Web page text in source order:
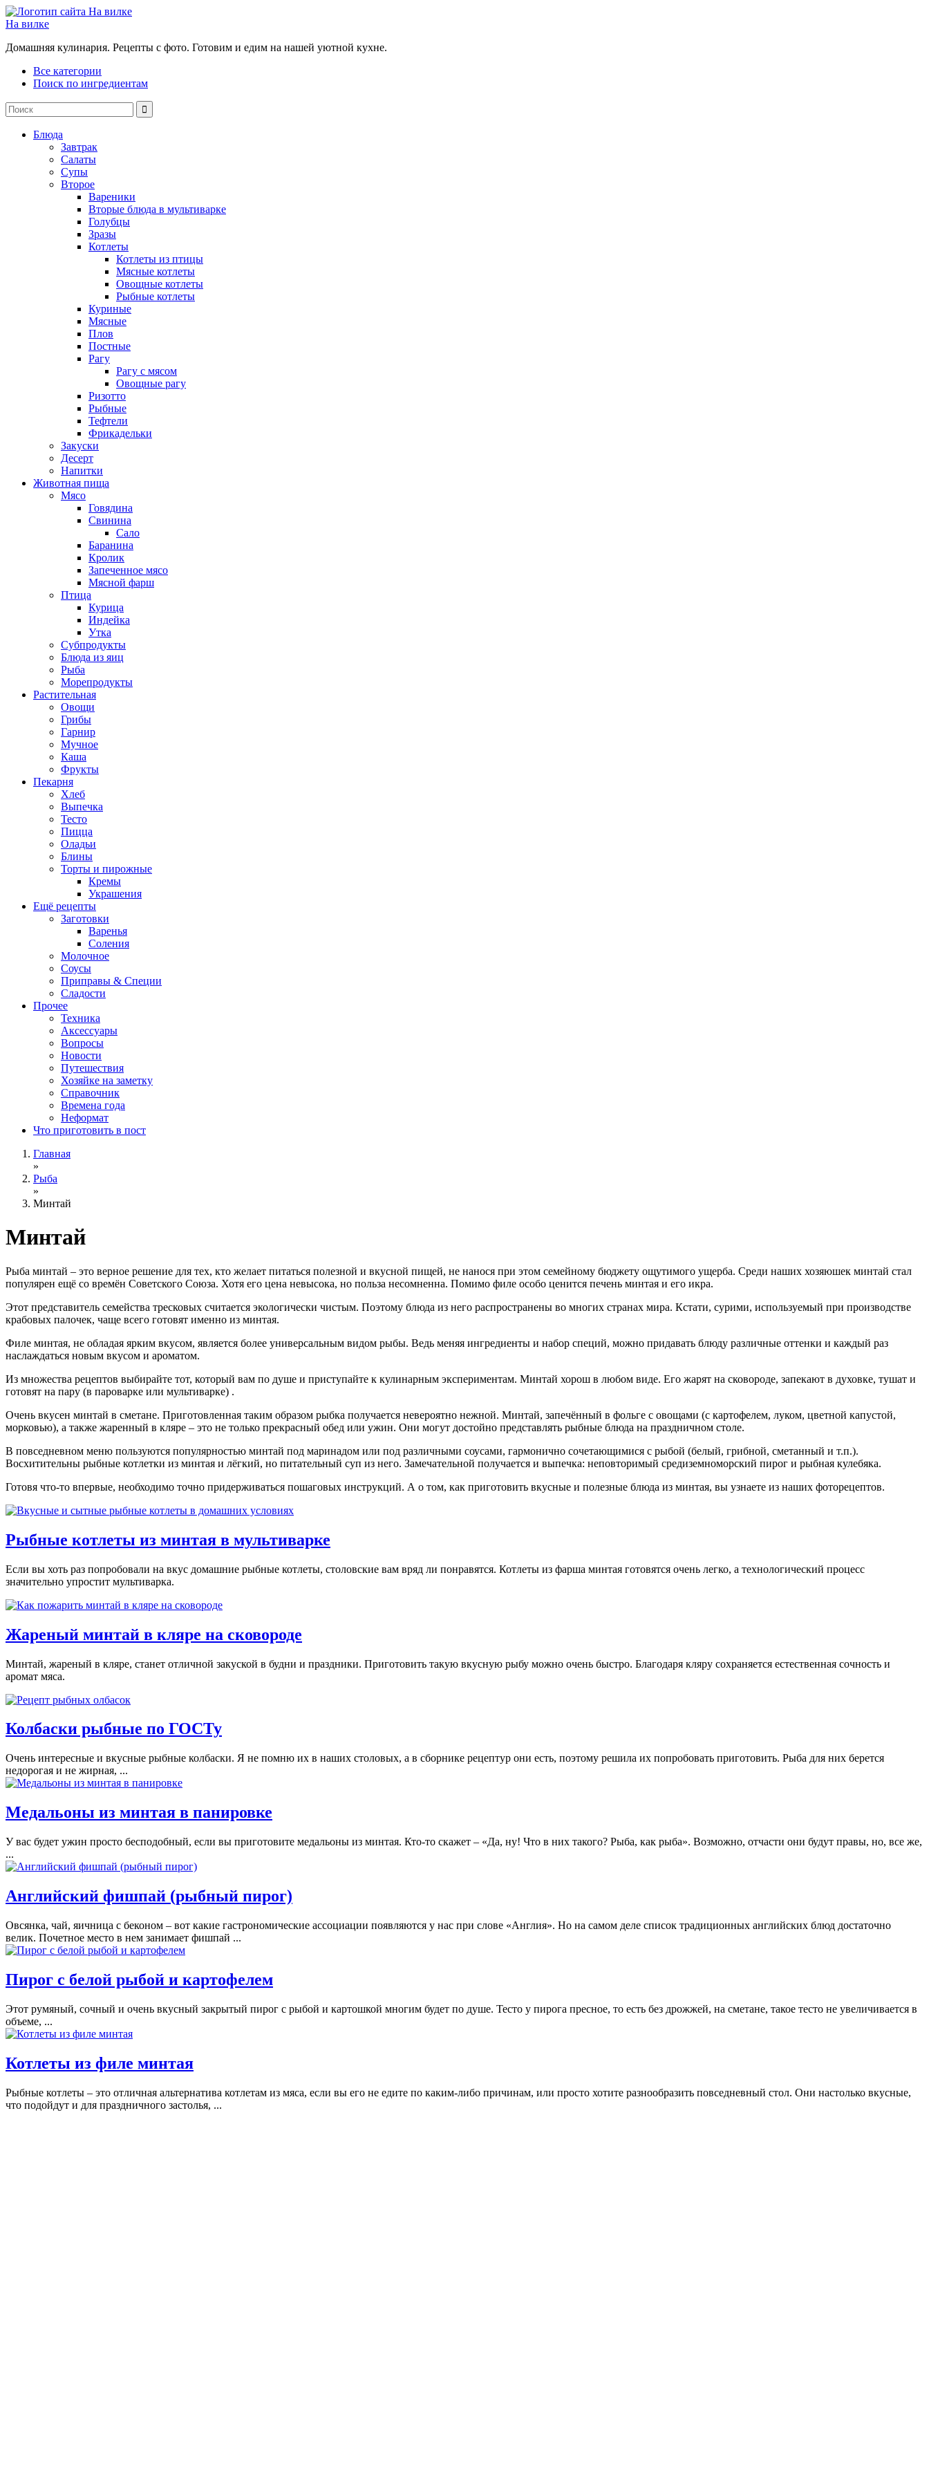
На вилке
Домашняя кулинария. Рецепты с фото. Готовим и едим на нашей уютной кухне.
Все категории
Поиск по ингредиентам
Блюда
Завтрак
Салаты
Супы
Второе
Вареники
Вторые блюда в мультиварке
Голубцы
Зразы
Котлеты
Котлеты из птицы
Мясные котлеты
Овощные котлеты
Рыбные котлеты
Куриные
Мясные
Плов
Постные
Рагу
Рагу с мясом
Овощные рагу
Ризотто
Рыбные
Тефтели
Фрикадельки
Закуски
Десерт
Напитки
Животная пища
Мясо
Говядина
Свинина
Сало
Баранина
Кролик
Запеченное мясо
Мясной фарш
Птица
Курица
Индейка
Утка
Субпродукты
Блюда из яиц
Рыба
Морепродукты
Растительная
Овощи
Грибы
Гарнир
Мучное
Каша
Фрукты
Пекарня
Хлеб
Выпечка
Тесто
Пицца
Оладьи
Блины
Торты и пирожные
Кремы
Украшения
Ещё рецепты
Заготовки
Варенья
Соления
Молочное
Соусы
Приправы & Специи
Сладости
Прочее
Техника
Аксессуары
Вопросы
Новости
Путешествия
Хозяйке на заметку
Справочник
Времена года
Неформат
Что приготовить в пост
Главная
»
Рыба
»
Минтай
Минтай
Рыба минтай – это верное решение для тех, кто желает питаться полезной и вкусной пищей, не нанося при этом семейному бюджету ощутимого ущерба. Среди наших хозяюшек минтай стал
популярен ещё со времён Советского Союза. Хотя его цена невысока, но польза несомненна. Помимо филе особо ценится печень минтая и его икра.
Этот представитель семейства тресковых считается экологически чистым. Поэтому блюда из него распространены во многих странах мира. Кстати, сурими, используемый при производстве
крабовых палочек, чаще всего готовят именно из минтая.
Филе минтая, не обладая ярким вкусом, является более универсальным видом рыбы. Ведь меняя ингредиенты и набор специй, можно придавать блюду различные оттенки и каждый раз
наслаждаться новым вкусом и ароматом.
Из множества рецептов выбирайте тот, который вам по душе и приступайте к кулинарным экспериментам. Минтай хорош в любом виде. Его жарят на сковороде, запекают в духовке, тушат и
готовят на пару (в пароварке или мультиварке) .
Очень вкусен минтай в сметане. Приготовленная таким образом рыбка получается невероятно нежной. Минтай, запечённый в фольге с овощами (с картофелем, луком, цветной капустой,
морковью), а также жаренный в кляре – это не только прекрасный обед или ужин. Они могут достойно представлять рыбные блюда на праздничном столе.
В повседневном меню пользуются популярностью минтай под маринадом или под различными соусами, гармонично сочетающимися с рыбой (белый, грибной, сметанный и т.п.).
Восхитительны рыбные котлетки из минтая и лёгкий, но питательный суп из него. Замечательной получается и выпечка: неповторимый средиземноморский пирог и рыбная кулебяка.
Готовя что-то впервые, необходимо точно придерживаться пошаговых инструкций. А о том, как приготовить вкусные и полезные блюда из минтая, вы узнаете из наших фоторецептов.
Рыбные котлеты из минтая в мультиварке
Если вы хоть раз попробовали на вкус домашние рыбные котлеты, столовские вам вряд ли понравятся. Котлеты из фарша минтая готовятся очень легко, а технологический процесс
значительно упростит мультиварка.
Жареный минтай в кляре на сковороде
Минтай, жареный в кляре, станет отличной закуской в будни и праздники. Приготовить такую вкусную рыбу можно очень быстро. Благодаря кляру сохраняется естественная сочность и
аромат мяса.
Колбаски рыбные по ГОСТу
Очень интересные и вкусные рыбные колбаски. Я не помню их в наших столовых, а в сборнике рецептур они есть, поэтому решила их попробовать приготовить. Рыба для них берется
недорогая и не жирная, ...
Медальоны из минтая в панировке
У вас будет ужин просто бесподобный, если вы приготовите медальоны из минтая. Кто-то скажет – «Да, ну! Что в них такого? Рыба, как рыба». Возможно, отчасти они будут правы, но, все же,
...
Английский фишпай (рыбный пирог)
Овсянка, чай, яичница с беконом – вот какие гастрономические ассоциации появляются у нас при слове «Англия». Но на самом деле список традиционных английских блюд достаточно
велик. Почетное место в нем занимает фишпай ...
Пирог с белой рыбой и картофелем
Этот румяный, сочный и очень вкусный закрытый пирог с рыбой и картошкой многим будет по душе. Тесто у пирога пресное, то есть без дрожжей, на сметане, такое тесто не увеличивается в
объеме, ...
Котлеты из филе минтая
Рыбные котлеты – это отличная альтернатива котлетам из мяса, если вы его не едите по каким-либо причинам, или просто хотите разнообразить повседневный стол. Они настолько вкусные,
что подойдут и для праздничного застолья, ...